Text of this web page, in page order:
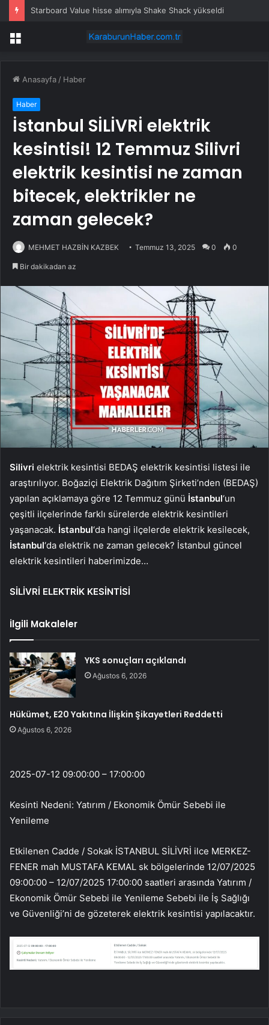
Starboard Value hisse alımıyla Shake Shack yükseldi
Menü
Anasayfa / Haber
Haber
İstanbul SİLİVRİ elektrik
kesintisi! 12 Temmuz Silivri
elektrik kesintisi ne zaman
bitecek, elektrikler ne
zaman gelecek?
MEHMET HAZBİN KAZBEK Temmuz 13, 2025 0 0
Bir dakikadan az
Silivri elektrik kesintisi BEDAŞ elektrik kesintisi listesi ile
araştırılıyor. Boğaziçi Elektrik Dağıtım Şirketi’nden (BEDAŞ)
yapılan açıklamaya göre 12 Temmuz günü İstanbul‘un
çeşitli ilçelerinde farklı sürelerde elektrik kesintileri
yaşanacak. İstanbul‘da hangi ilçelerde elektrik kesilecek,
İstanbul‘da elektrik ne zaman gelecek? İstanbul güncel
elektrik kesintileri haberimizde…
SİLİVRİ ELEKTRİK KESİNTİSİ
İlgili Makaleler
YKS sonuçları açıklandı
Ağustos 6, 2026
Hükümet, E20 Yakıtına İlişkin Şikayetleri Reddetti
Ağustos 6, 2026
2025-07-12 09:00:00 – 17:00:00
Kesinti Nedeni: Yatırım / Ekonomik Ömür Sebebi ile
Yenileme
Etkilenen Cadde / Sokak İSTANBUL SİLİVRİ ilce MERKEZ-
FENER mah MUSTAFA KEMAL sk bölgelerinde 12/07/2025
09:00:00 – 12/07/2025 17:00:00 saatleri arasında Yatırım /
Ekonomik Ömür Sebebi ile Yenileme Sebebi ile İş Sağlığı
ve Güvenliği’ni de gözeterek elektrik kesintisi yapılacaktır.